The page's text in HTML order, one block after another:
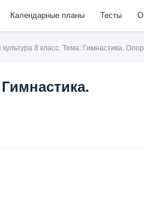
Календарные планы Тесты
культура 8 класс. Тема: Гимнастика.